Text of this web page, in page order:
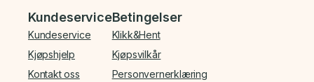
Bunnmeny
Kundeservice
Kundeservice
Kjøpshjelp
Kontakt oss
Betingelser
Klikk&Hent
Kjøpsvilkår
Personvernerklæring